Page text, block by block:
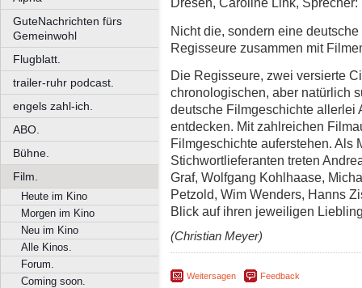
GuteNachrichten fürs
Gemeinwohl
Flugblatt.
trailer-ruhr podcast.
engels zahl-ich.
ABO.
Bühne.
Film.
Heute im Kino
Morgen im Kino
Neu im Kino
Alle Kinos.
Forum.
Coming soon.
Nicht die, sondern eine
Regisseure zusammen mit
Die Regisseure, zwei versierte
chronologischen, aber natürlich
deutsche Filmgeschichte allerlei
entdecken. Mit zahlreichen
Filmgeschichte auferstehen. Als
Stichwortlieferanten treten
Graf, Wolfgang Kohlhaase,
Petzold, Wim Wenders, Hanns
Blick auf ihren jeweiligen
(Christian Meyer)
Weitersagen Feedback